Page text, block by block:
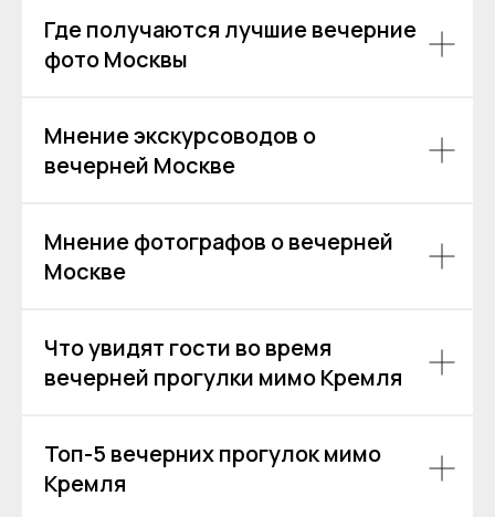
Где получаются лучшие вечерние
фото Москвы
Мнение экскурсоводов о
вечерней Москве
Мнение фотографов о вечерней
Москве
Что увидят гости во время
вечерней прогулки мимо Кремля
Топ-5 вечерних прогулок мимо
Кремля
+7 (499) 376 86-96
Аренда теплоходов
Речные прогулки
VIP КРУИЗЫ
Мероприятия
Выпускной
Контакты